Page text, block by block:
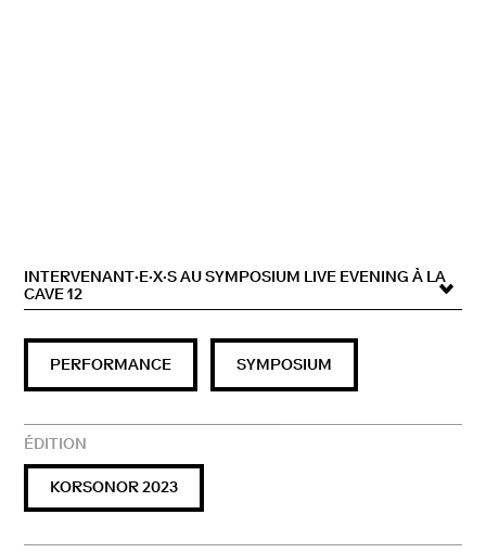
PERFORMANCE SYMPOSIUM
ÉDITION
KORSONOR 2023
INTERVENANT·E·X·S AU SYMPOSIUM LIVE EVENING À LA
CAVE 12
Laurent Schmid / activeRat, Berne/Genève, avec
Zoé Aubry, Douna Lim & Théo Pesso, Nathalie
Rebholz, Caroline Schattling Villeval
Klang Moor Schopfe, Gais
Magda Drozd & Nicola Genovese,
par Zaira Oram – Oto Sound Museum, Zurich